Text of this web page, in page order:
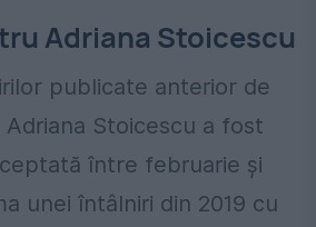
Adriana Stoicescu
publicate anterior de
Stoicescu a fost
între februarie și
unei întâlniri din 2019 cu